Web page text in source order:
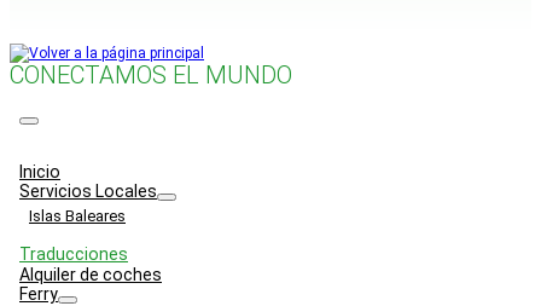
CONECTAMOS EL MUNDO
Menu
Inicio
Servicios Locales
Islas Baleares
Traducciones
Alquiler de coches
Ferry